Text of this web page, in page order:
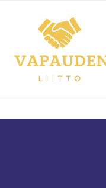
sisältöön